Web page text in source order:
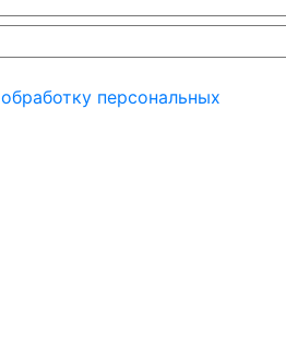
обработку персональных